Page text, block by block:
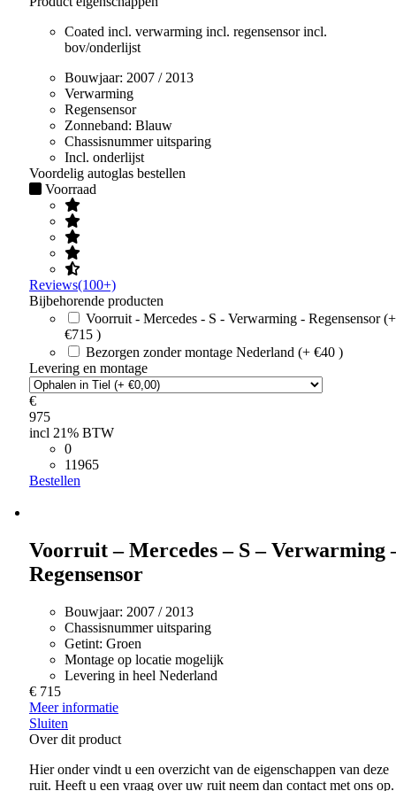
Coated incl. verwarming incl. regensensor incl.
bov/onderlijst
Bouwjaar: 2007 / 2013
Verwarming
Regensensor
Zonneband: Blauw
Chassisnummer uitsparing
Incl. onderlijst
Voordelig autoglas bestellen
Voorraad
Reviews(100+)
Bijbehorende producten
Voorruit - Mercedes - S - Verwarming - Regensensor (+
€715 )
Bezorgen zonder montage Nederland (+ €40 )
Levering en montage
€
975
incl 21% BTW
0
11965
Bestellen
Voorruit – Mercedes – S – Verwarming
Regensensor
Bouwjaar: 2007 / 2013
Chassisnummer uitsparing
Getint: Groen
Montage op locatie mogelijk
Levering in heel Nederland
€ 715
Meer informatie
Sluiten
Over dit product
Hier onder vindt u een overzicht van de eigenschappen van deze
ruit. Heeft u een vraag over uw ruit neem dan contact met ons op.